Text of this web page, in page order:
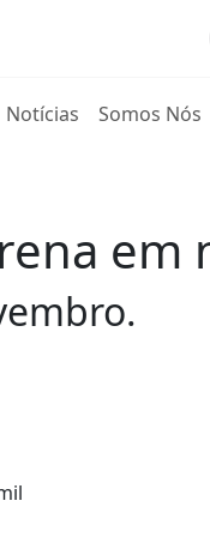
Notícias Somos Nós
em